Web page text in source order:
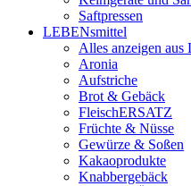
Saftpressen
LEBENsmittel
Alles anzeigen
Aronia
Aufstriche
Brot & Gebäck
FleischERSATZ
Früchte & Nüsse
Gewürze & Soßen
Kakaoprodukte
Knabbergebäck